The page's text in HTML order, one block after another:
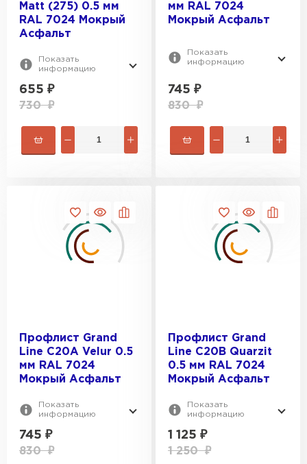
Matt (275) 0.5 мм
RAL 7024 Мокрый
Асфальт
Показать
информацию
655 ₽
730₽
мм RAL 7024
Мокрый Асфальт
Показать
информацию
745 ₽
830₽
Профлист Grand
Line C20A Velur 0.5
мм RAL 7024
Мокрый Асфальт
Показать
информацию
745 ₽
830₽
Профлист Grand
Line С20В Quarzit
0.5 мм RAL 7024
Мокрый Асфальт
Показать
информацию
1 125 ₽
1 250₽